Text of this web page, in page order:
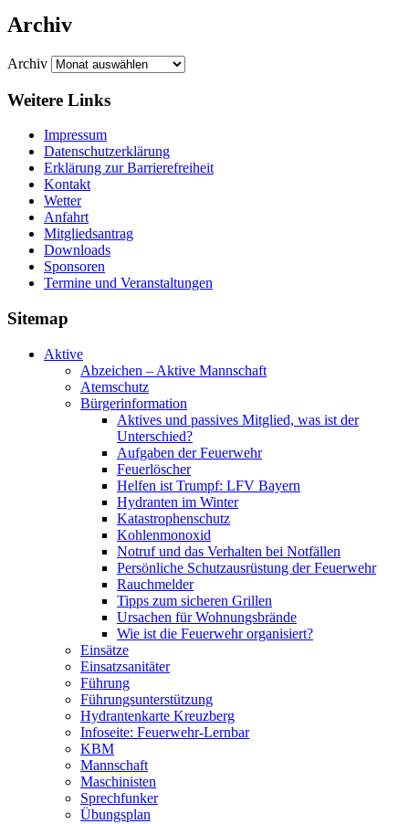
Archiv
Archiv
Weitere Links
Impressum
Datenschutzerklärung
Erklärung zur Barriere­frei­heit
Kontakt
Wetter
Anfahrt
Mitgliedsantrag
Downloads
Sponsoren
Termine und Veranstaltungen
Sitemap
Aktive
Abzeichen – Aktive Mannschaft
Atemschutz
Bürgerinformation
Aktives und passives Mitglied, was ist der
Unterschied?
Aufgaben der Feuerwehr
Feuerlöscher
Helfen ist Trumpf: LFV Bayern
Hydranten im Winter
Katastrophenschutz
Kohlenmonoxid
Notruf und das Verhalten bei Notfällen
Persönliche Schutzausrüstung der Feuerwehr
Rauchmelder
Tipps zum sicheren Grillen
Ursachen für Wohnungsbrände
Wie ist die Feuerwehr organisiert?
Einsätze
Einsatzsanitäter
Führung
Führungsunterstützung
Hydrantenkarte Kreuzberg
Infoseite: Feuerwehr-Lernbar
KBM
Mannschaft
Maschinisten
Sprechfunker
Übungsplan